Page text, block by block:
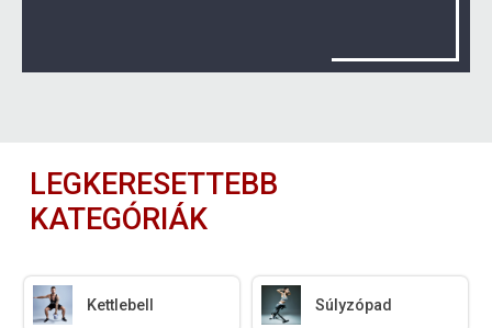
LEGKERESETTEBB
KATEGÓRIÁK
Kettlebell Súlyzópad